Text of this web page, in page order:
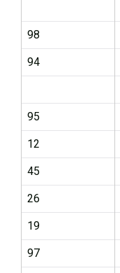
98
94
95
12
45
26
19
97